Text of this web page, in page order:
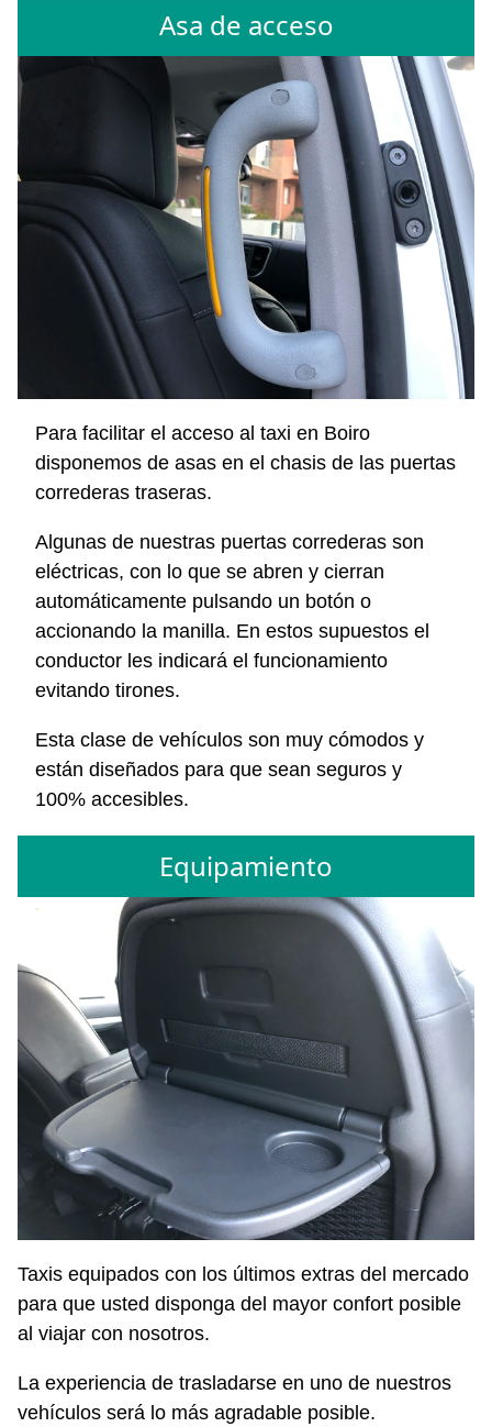
Asa de acceso
Para facilitar el acceso al taxi en Boiro
disponemos de asas en el chasis de las puertas
correderas traseras.
Algunas de nuestras puertas correderas son
eléctricas, con lo que se abren y cierran
automáticamente pulsando un botón o
accionando la manilla. En estos supuestos el
conductor les indicará el funcionamiento
evitando tirones.
Esta clase de vehículos son muy cómodos y
están diseñados para que sean seguros y
100% accesibles.
Equipamiento
Taxis equipados con los últimos extras del mercado
para que usted disponga del mayor confort posible
al viajar con nosotros.
La experiencia de trasladarse en uno de nuestros
vehículos será lo más agradable posible.